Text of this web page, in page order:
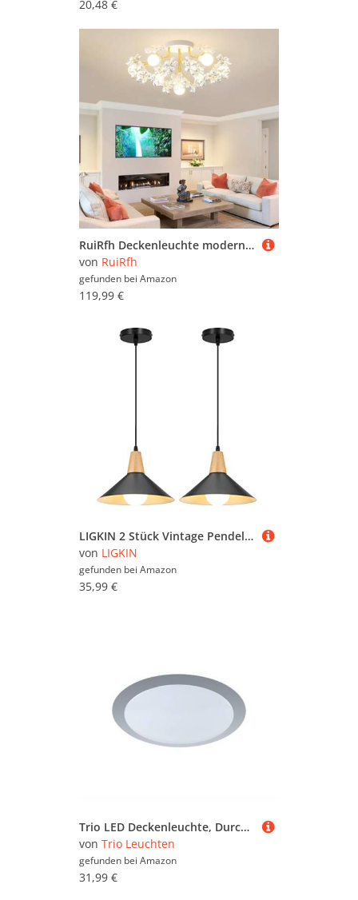
20,48 €
RuiRfh Deckenleuchte modernes goldenes Esszimmer 5-flammiger Kristall Kronleuchter 60cm Halbeinbau Deckenlampe aus Metall geeignet für Küche Schlafzimmer Eingang Wohnzimmer Flur Bar kreative Deckenlic
von RuiRfh
gefunden bei Amazon
119,99 €
LIGKIN 2 Stück Vintage Pendelleuchte E27 Hängeleuchter Moderne Industrielle Deckenleuchte Ø25cm Metall Lampenschirm Holzkronleuchter für Küche Esszimmer Kaffeezimmer, Schwarz
von LIGKIN
gefunden bei Amazon
35,99 €
Trio LED Deckenleuchte, Durchmesser 35 x 8 cm, A, 12 W SMD-LED inklusive eingebauten LED, weiß 626511287
von Trio Leuchten
gefunden bei Amazon
31,99 €